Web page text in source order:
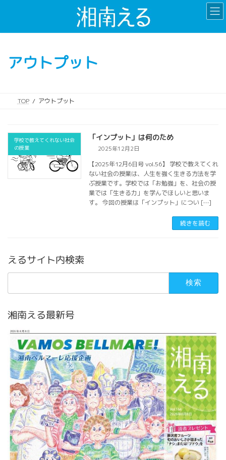
アウトプット
TOP アウトプット
学校で教えてくれない社会
の授業
「インプット」は何のため
2025年12月2日
【2025年12月6日号 vol.56】 学校で教えてくれ
ない社会の授業は、人生を強く生きる方法を学
ぶ授業です。学校では「お勉強」を、社会の授
業では「生きる力」を学んでほしいと思いま
す。 今回の授業は「インプット」につい […]
続きを読む
えるサイト内検索
検
湘南える最新号